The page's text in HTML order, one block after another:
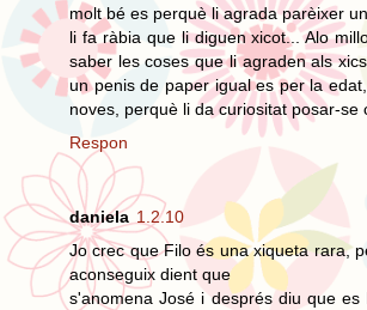
molt bé es perquè li agrada parèixer
li fa ràbia que li diguen xicot... Alo
saber les coses que li agraden als
un penis de paper igual es per la
noves, perquè li da curiositat posar-se
Respon
daniela 1.2.10
Jo crec que Filo és una xiqueta rara,
aconseguix dient que
s'anomena José i després diu que